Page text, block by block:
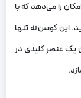
را می‌دهد که با
این کوسن نه تنها
یک عنصر کلیدی در